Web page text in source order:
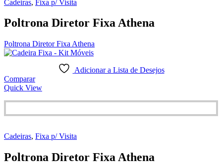
Cadeiras, Fixa p/ Visita
Poltrona Diretor Fixa Athena
Poltrona Diretor Fixa Athena
Adicionar a Lista de Desejos
Comparar
Quick View
Cadeiras, Fixa p/ Visita
Poltrona Diretor Fixa Athena